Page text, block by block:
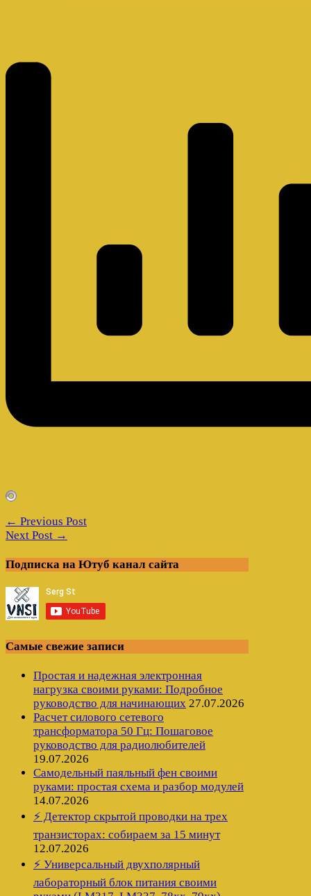
← Previous Post
Next Post →
Подписка на Ютуб канал сайта
Самые свежие записи
Простая и надежная электронная
нагрузка своими руками: Подробное
руководство для начинающих 27.07.2026
Расчет силового сетевого
трансформатора 50 Гц: Пошаговое
руководство для радиолюбителей
19.07.2026
Самодельный паяльный фен своими
руками: простая схема и разбор модулей
14.07.2026
⚡ Детектор скрытой проводки на трех
транзисторах: собираем за 15 минут
12.07.2026
⚡ Универсальный двухполярный
лабораторный блок питания своими